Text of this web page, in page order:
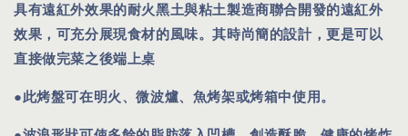
具有遠紅外效果的耐火黑土與粘土製造商聯合開發的遠紅外
效果，可充分展現食材的風味。其時尚簡的設計，更是可以
直接做完菜之後端上桌
●此烤盤可在明火、微波爐、魚烤架或烤箱中使用。